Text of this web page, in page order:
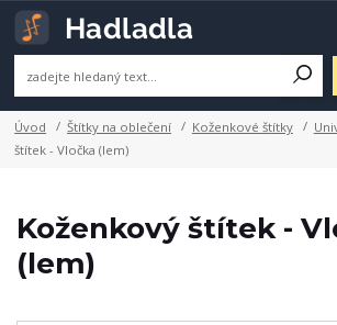
Úvod Štítky na oblečení Koženkové štítky
štítek - Vločka (lem)
Koženkový štítek -
(lem)